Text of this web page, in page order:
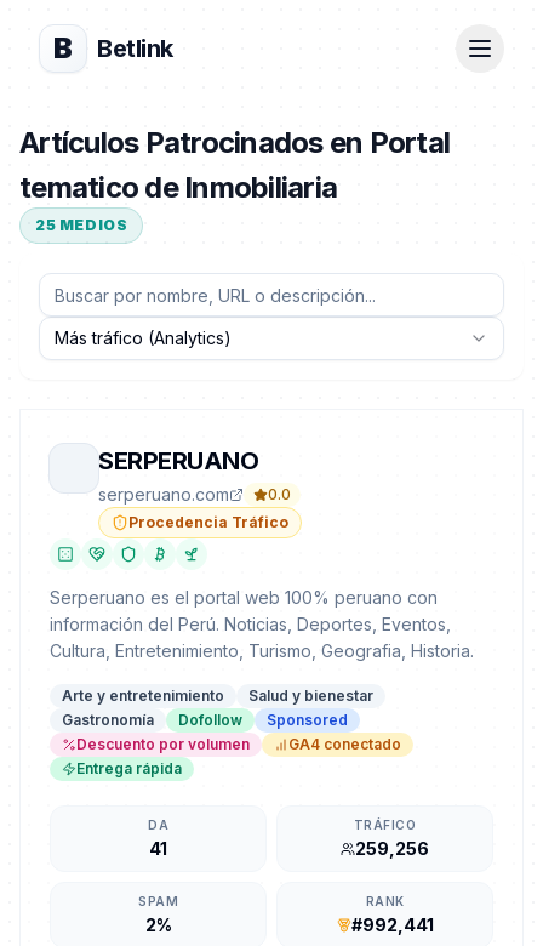
B Betlink
Artículos Patrocinados en Portal
tematico de Inmobiliaria
25 MEDIOS
Más tráfico (Analytics)
SERPERUANO
serperuano.com
0.0
Procedencia Tráfico
Serperuano es el portal web 100% peruano con
información del Perú. Noticias, Deportes, Eventos,
Cultura, Entretenimiento, Turismo, Geografia, Historia.
Arte y entretenimiento
Salud y bienestar
Gastronomía
Dofollow
Sponsored
Descuento por volumen
GA4 conectado
Entrega rápida
DA
41
TRÁFICO
259,256
SPAM
2%
RANK
#992,441